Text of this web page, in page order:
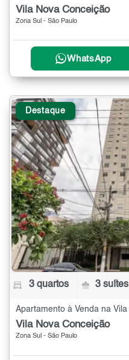
Vila Nova Conceição
Zona Sul - São Paulo
WhatsApp
Destaque
3 quartos 3 suítes
Vila Nova Conceição
Zona Sul - São Paulo